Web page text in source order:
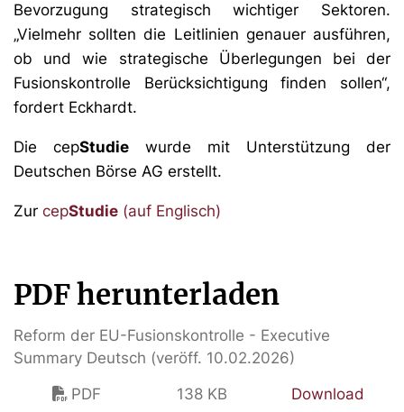
Bevorzugung strategisch wichtiger Sektoren.
„Vielmehr sollten die Leitlinien genauer ausführen,
ob und wie strategische Überlegungen bei der
Fusionskontrolle Berücksichtigung finden sollen“,
fordert Eckhardt.
Die cepStudie wurde mit Unterstützung der
Deutschen Börse AG erstellt.
Zur cepStudie(auf Englisch)
PDF herunterladen
Reform der EU-Fusionskontrolle - Executive
Summary Deutsch (veröff. 10.02.2026)
PDF
138 KB Download